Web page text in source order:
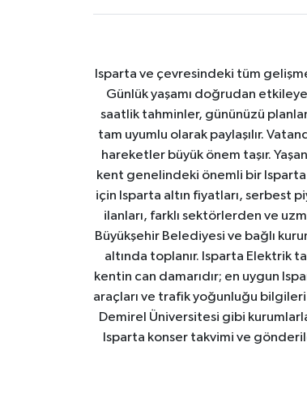
Isparta ve çevresindeki tüm
Günlük yaşamı doğrudan
saatlik tahminler, gününüzü
tam uyumlu olarak paylaşılır.
hareketler büyük önem taşır.
kent genelindeki önemli bir Isparta
için Isparta altın fiyatları, serbest
ilanları, farklı sektörlerden ve
Büyükşehir Belediyesi ve bağlı
altında toplanır. Isparta Elektrik
kentin can damarıdır; en uygun
araçları ve trafik yoğunluğu
Demirel Üniversitesi gibi
Isparta konser takvimi ve